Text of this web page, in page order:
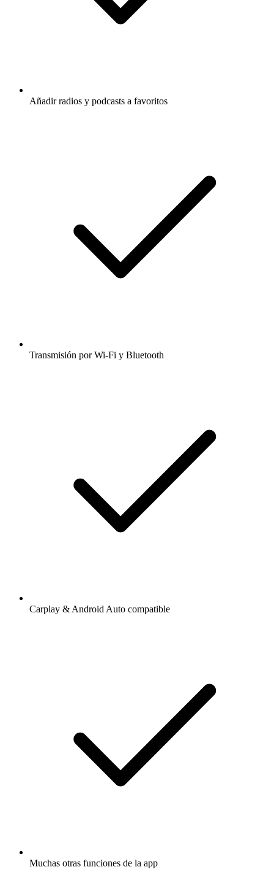
Añadir radios y podcasts a favoritos
Transmisión por Wi-Fi y Bluetooth
Carplay & Android Auto compatible
Muchas otras funciones de la app